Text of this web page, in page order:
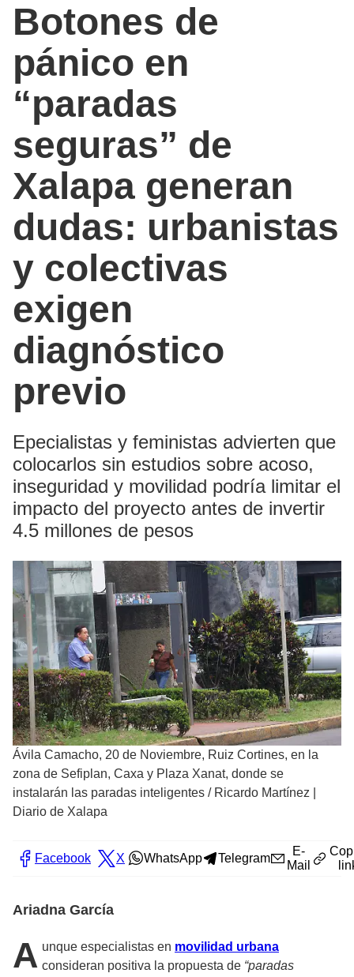
Botones de
pánico en
“paradas
seguras” de
Xalapa generan
dudas: urbanistas
y colectivas
exigen
diagnóstico
previo
Epecialistas y feministas advierten que
colocarlos sin estudios sobre acoso,
inseguridad y movilidad podría limitar el
impacto del proyecto antes de invertir
4.5 millones de pesos
Ávila Camacho, 20 de Noviembre, Ruiz Cortines, en la
zona de Sefiplan, Caxa y Plaza Xanat, donde se
instalarán las paradas inteligentes / Ricardo Martínez |
Diario de Xalapa
Facebook X WhatsApp Telegram
E-
Mail
Ariadna García
A unque especialistas en movilidad urbana
consideran positiva la propuesta de “paradas